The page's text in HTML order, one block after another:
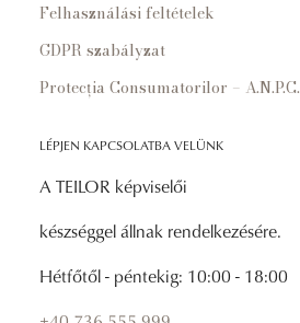
Felhasználási feltételek
GDPR szabályzat
Protecția Consumatorilor – A.N.P.C.
LÉPJEN KAPCSOLATBA VELÜNK
A TEILOR képviselői
készséggel állnak rendelkezésére.
Hétfőtől - péntekig: 10:00 - 18:00